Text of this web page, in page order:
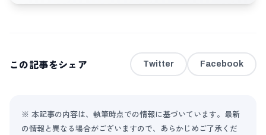
この記事をシェア Twitter Facebook
※ 本記事の内容は、執筆時点での情報に基づいています。最新
の情報と異なる場合がございますので、あらかじめご了承くだ